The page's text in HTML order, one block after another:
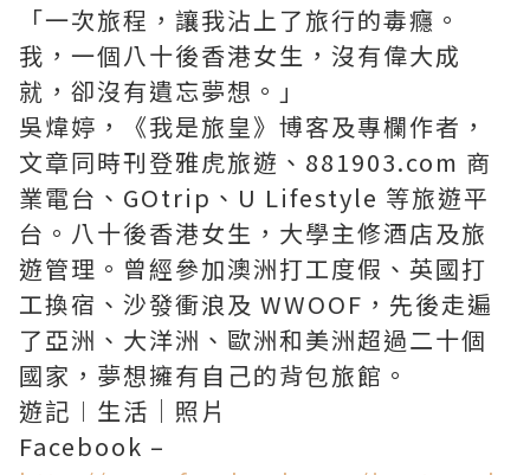
「一次旅程，讓我沾上了旅行的毒癮。
我，一個八十後香港女生，沒有偉大成
就，卻沒有遺忘夢想。」
吳煒婷，《我是旅皇》博客及專欄作者，
文章同時刊登雅虎旅遊、881903.com 商
業電台、GOtrip、U Lifestyle 等旅遊平
台。八十後香港女生，大學主修酒店及旅
遊管理。曾經參加澳洲打工度假、英國打
工換宿、沙發衝浪及 WWOOF，先後走遍
了亞洲、大洋洲、歐洲和美洲超過二十個
國家，夢想擁有自己的背包旅館。
遊記︱生活｜照片
Facebook –